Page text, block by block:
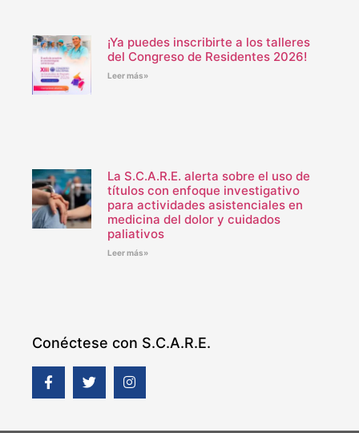
¡Ya puedes inscribirte a los talleres
del Congreso de Residentes 2026!
Leer más»
La S.C.A.R.E. alerta sobre el uso de
títulos con enfoque investigativo
para actividades asistenciales en
medicina del dolor y cuidados
paliativos
Leer más»
Conéctese con S.C.A.R.E.